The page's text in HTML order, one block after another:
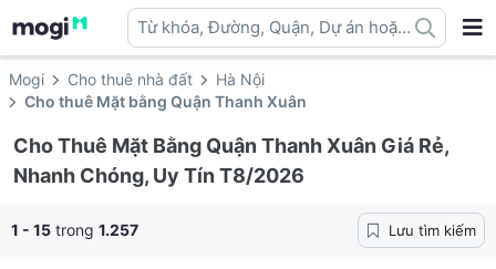
Từ khóa, Đường, Quận, Dự án hoặc
địa danh ...
Mogi Cho thuê nhà đất
Hà Nội
Cho thuê Mặt bằng Quận Thanh Xuân
Cho Thuê Mặt Bằng Quận Thanh Xuân Giá Rẻ,
Nhanh Chóng, Uy Tín T8/2026
1 - 15 trong 1.257 Lưu tìm kiếm